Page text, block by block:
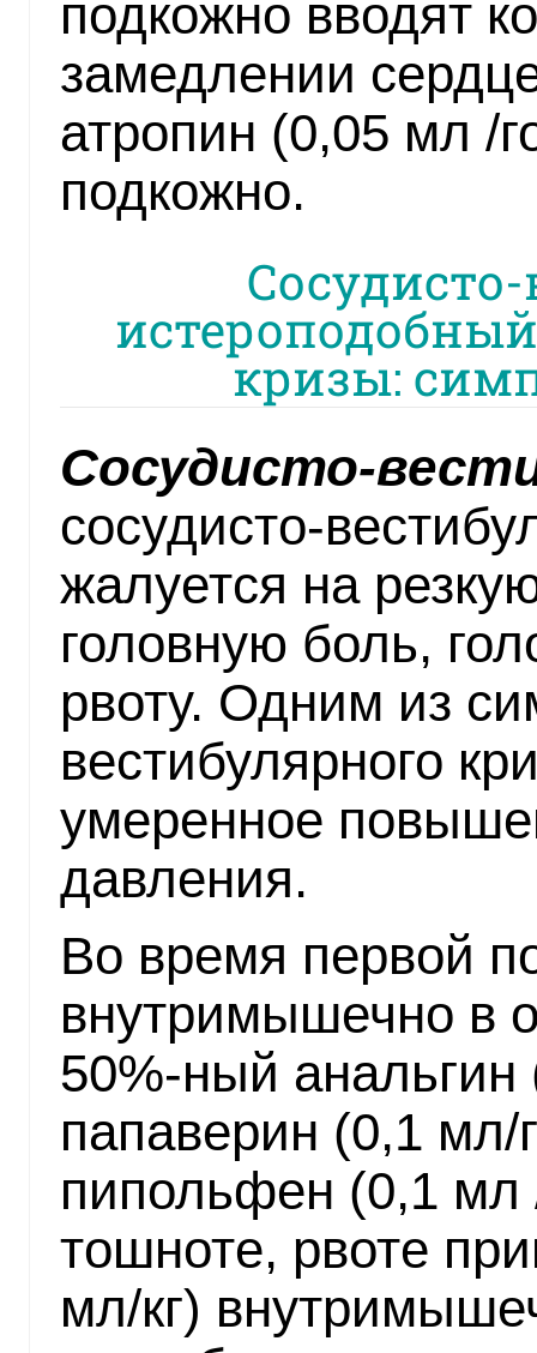
подкожно вводят
замедлении
атропин (0,05 мл /
подкожно.
кризы:
Сосудисто-
сосудисто-
жалуется на
головную боль,
рвоту. Одним из
вестибулярного
умеренное
давления.
Во время первой
внутримышечно в
50%-ный анальгин
папаверин (0,1
пипольфен (0,1 мл
тошноте, рвоте
мл/кг)